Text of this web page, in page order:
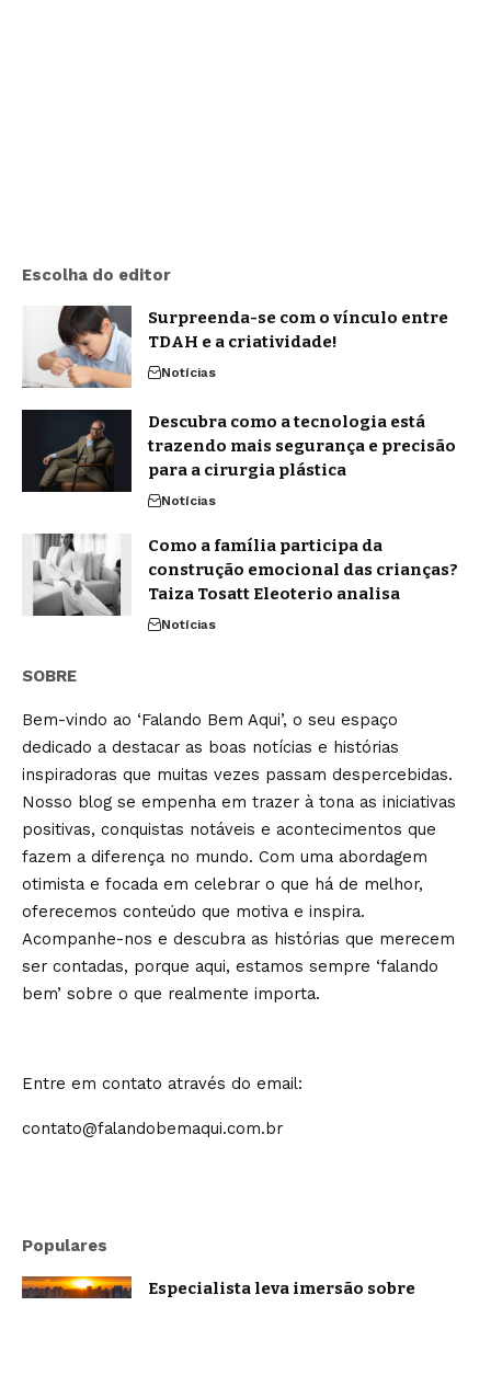
Escolha do editor
Surpreenda-se com o vínculo entre
TDAH e a criatividade!
Notícias
Descubra como a tecnologia está
trazendo mais segurança e precisão
para a cirurgia plástica
Notícias
Como a família participa da
construção emocional das crianças?
Taiza Tosatt Eleoterio analisa
Notícias
SOBRE
Bem-vindo ao ‘Falando Bem Aqui’, o seu espaço
dedicado a destacar as boas notícias e histórias
inspiradoras que muitas vezes passam despercebidas.
Nosso blog se empenha em trazer à tona as iniciativas
positivas, conquistas notáveis e acontecimentos que
fazem a diferença no mundo. Com uma abordagem
otimista e focada em celebrar o que há de melhor,
oferecemos conteúdo que motiva e inspira.
Acompanhe-nos e descubra as histórias que merecem
ser contadas, porque aqui, estamos sempre ‘falando
bem’ sobre o que realmente importa.
Entre em contato através do email:
contato@falandobemaqui.com.br
Populares
Especialista leva imersão sobre